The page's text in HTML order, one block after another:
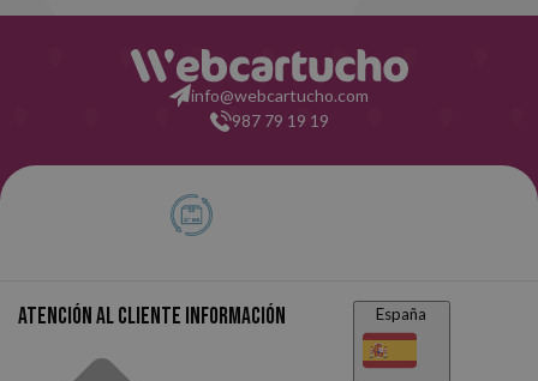
info@webcartucho.com
987 79 19 19
Atención al cliente Información España